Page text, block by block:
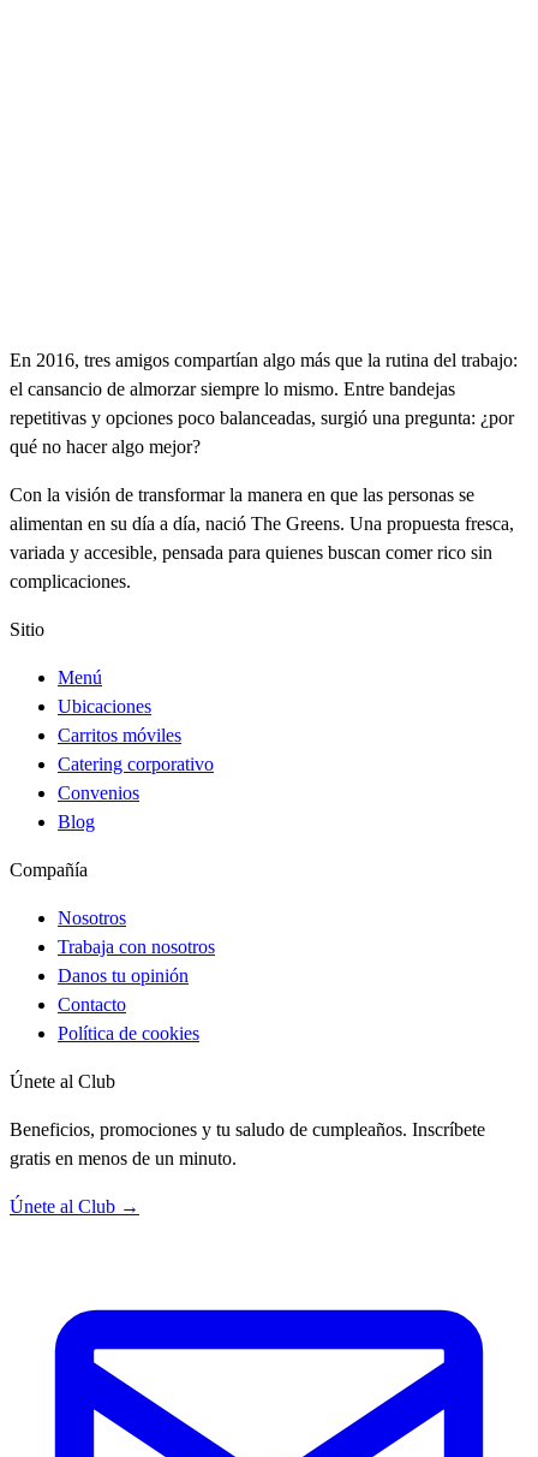
En 2016, tres amigos compartían algo más que la rutina del trabajo:
el cansancio de almorzar siempre lo mismo. Entre bandejas
repetitivas y opciones poco balanceadas, surgió una pregunta: ¿por
qué no hacer algo mejor?
Con la visión de transformar la manera en que las personas se
alimentan en su día a día, nació The Greens. Una propuesta fresca,
variada y accesible, pensada para quienes buscan comer rico sin
complicaciones.
Sitio
Menú
Ubicaciones
Carritos móviles
Catering corporativo
Convenios
Blog
Compañía
Nosotros
Trabaja con nosotros
Danos tu opinión
Contacto
Política de cookies
Únete al Club
Beneficios, promociones y tu saludo de cumpleaños. Inscríbete
gratis en menos de un minuto.
Únete al Club →